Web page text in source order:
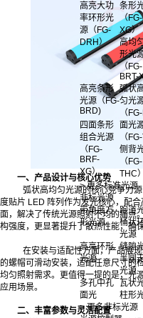
高亮大功
率环形光
源（FG-
DRH）
条形
（
XG）
高均
形光
（FG-
BRT-
高亮条形
光源（FG-
BRD)
弧状
匀光
（
四面条形
组合光源
（FG-
BRF-
XG）
面光
（
侧背
（FG-
THC）
> 更多标准光源
非标光源
带角度方
形光源
跑道
桶状
光源
高亮环形
光源
缝隙
半圆
光源
多孔中孔
面光
瓦状
柱形
> 更多非标光源
一、产品设计与核心优势
弧状高均匀光源的核心竞争力
度贴片 LED 阵列作为发光核心，配
面，解决了传统光源照射不均的痛点
构强度，更显著提升了散热性能，确
在安装与适配性方面，产品展
的螺帽可滑动安装，适配任意尺寸的
均匀照射需求。更值得一提的是，光
应用场景。
二、丰富参数与灵活配置